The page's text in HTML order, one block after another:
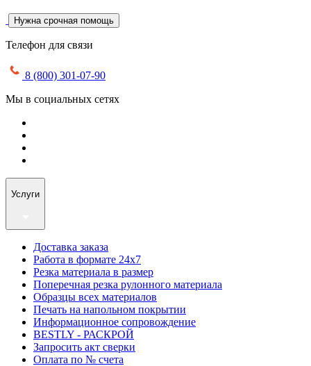
Нужна срочная помощь
Телефон для связи
8 (800) 301-07-90
Мы в социальных сетях
Услуги
Доставка заказа
Работа в формате 24х7
Резка материала в размер
Поперечная резка рулонного материала
Образцы всех материалов
Печать на напольном покрытии
Информационное сопровождение
BESTLY - РАСКРОЙ
Запросить акт сверки
Оплата по № счета